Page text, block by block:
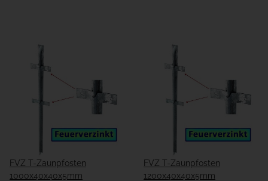
FVZ T-Zaunpfosten
1000x40x40x5mm
FVZ T-Zaunpfosten
1200x40x40x5mm